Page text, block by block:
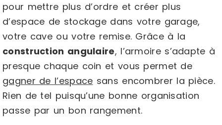
pour mettre plus d’ordre et créer plus
d’espace de stockage dans votre garage,
votre cave ou votre remise. Grâce à la
construction angulaire, l’armoire s’adapte à
presque chaque coin et vous permet de
gagner de l’espace sans encombrer la pièce.
Rien de tel puisqu’une bonne organisation
passe par un bon rangement.